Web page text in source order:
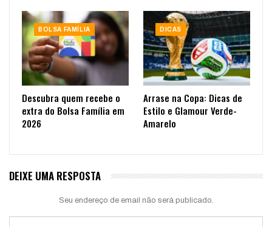
BOLSA FAMÍLIA
Descubra quem recebe o
extra do Bolsa Família em
2026
DICAS
Arrase na Copa: Dicas de
Estilo e Glamour Verde-
Amarelo
DEIXE UMA RESPOSTA
Seu endereço de email não será publicado.